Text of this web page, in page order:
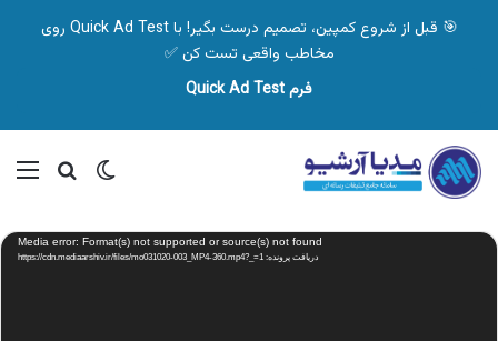
🎯 قبل از شروع کمپین، تصمیم درست بگیر! با Quick Ad Test روی
مخاطب واقعی تست کن ✅
فرم Quick Ad Test
تغییر پوسته
نمایشگر
ویدیو Media error: Format(s) not supported or source(s) not found
دریافت پرونده: https://cdn.mediaarshiv.ir/files/mo031020-003_MP4-360.mp4?_=1